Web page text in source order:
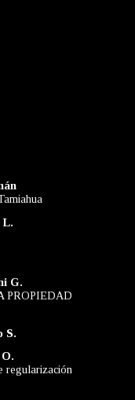
L.
G.
PROPIEDAD
S.
regularización